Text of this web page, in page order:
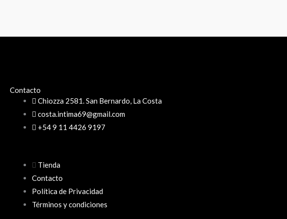
Contacto
Chiozza 2581. San Bernardo, La Costa
costa.intima69@gmail.com
+54 9 11 4426 9197
Tienda
Contacto
Política de Privacidad
Términos y condiciones